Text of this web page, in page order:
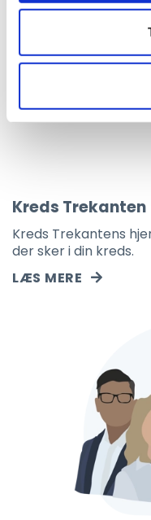
Kreds Trekanten
Kreds Trekantens
der sker i din kreds.
LÆS MERE